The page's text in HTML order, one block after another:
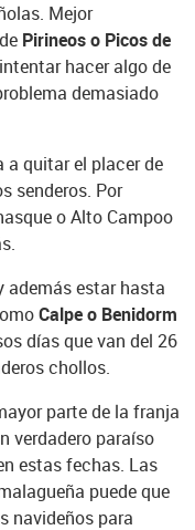
Mejor
Pirineos o Picos de
hacer algo de
demasiado
a quitar el placer de
senderos. Por
o Alto Campoo
además estar hasta
Calpe o Benidorm
días que van del 26
chollos.
parte de la franja
verdadero paraíso
estas fechas. Las
puede que
navideños para